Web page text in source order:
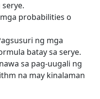
probabilities o
ng mga
batay sa serye.
sa pag-uugali ng
na may kinalaman